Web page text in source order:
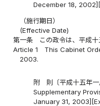
December 18,
（施行期日）
(Effective Date)
第一条
この政令は、平成
Article 1
This Cabinet
2003.
附 則〔平成十五年一
Supplementary
January 31,